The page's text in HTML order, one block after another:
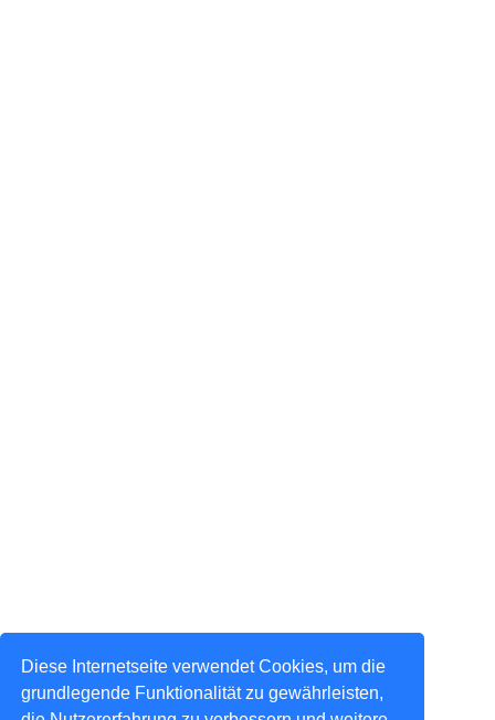
Diese Internetseite verwendet Cookies, um die
grundlegende Funktionalität zu gewährleisten,